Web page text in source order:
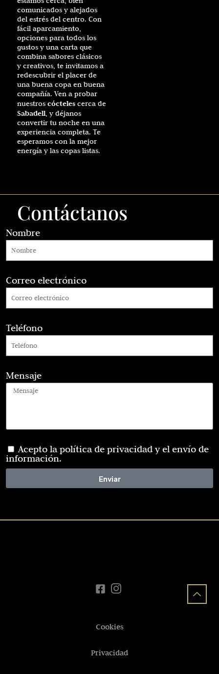
comunicados y alejados
del estrés del centro. Con
fácil aparcamiento,
opciones para todos los
gustos y una carta que
combina sabores clásicos
y creativos, te invitamos a
redescubrir el placer de
una buena copa en buena
compañía. Ven a probar
nuestros cócteles cerca de
Sabadell, y déjanos
convertir tu noche en una
experiencia completa. Te
esperamos con la mejor
energía y las copas listas.
Contáctanos
Nombre
Correo electrónico
Teléfono
Mensaje
Acepto la política de privacidad y el envío de
información.
Enviar
Cookies
Privacidad